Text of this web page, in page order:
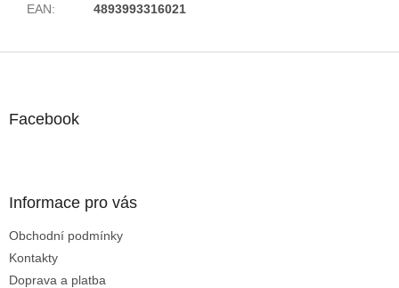
EAN: 4893993316021
Facebook
Informace pro vás
Obchodní podmínky
Kontakty
Doprava a platba